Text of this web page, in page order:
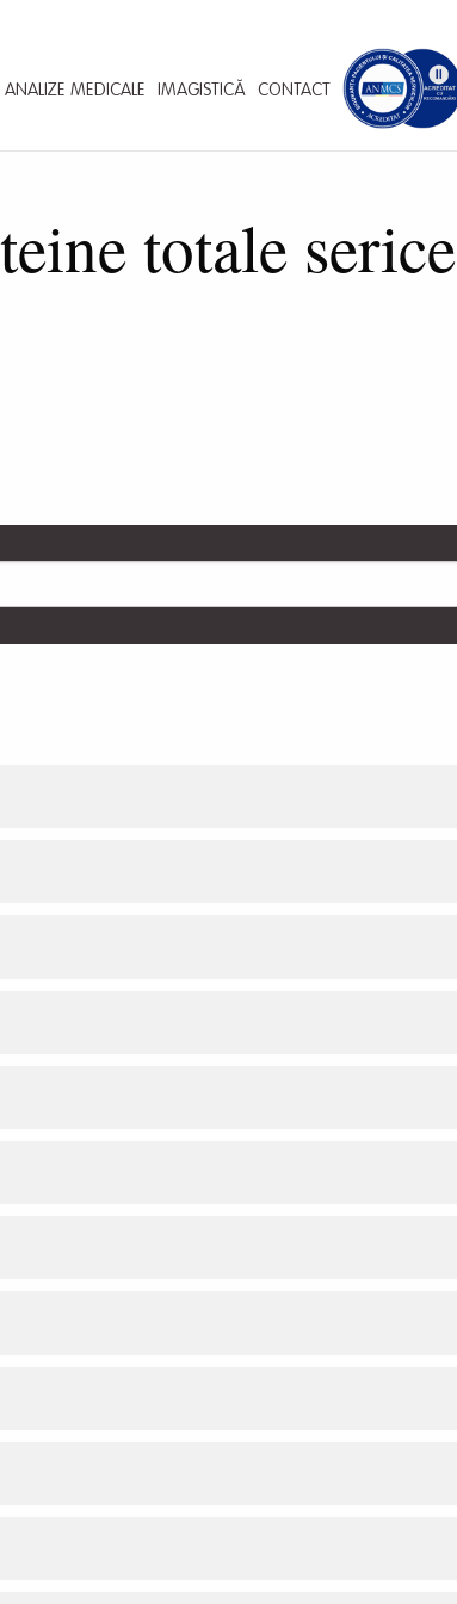
ANALIZE MEDICALE IMAGISTICĂ CONTACT
totale serice